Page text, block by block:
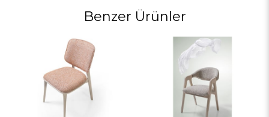
Benzer Ürünler